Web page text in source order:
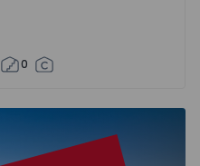
0
Seixal, Seixal, Arrentela e